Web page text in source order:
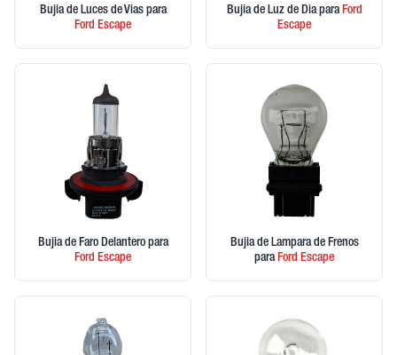
Bujia de Luces de Vias para
Ford Escape
Bujia de Luz de Dia paraFord
Escape
Bujia de Faro Delantero para
Ford Escape
Bujia de Lampara de Frenos
paraFord Escape